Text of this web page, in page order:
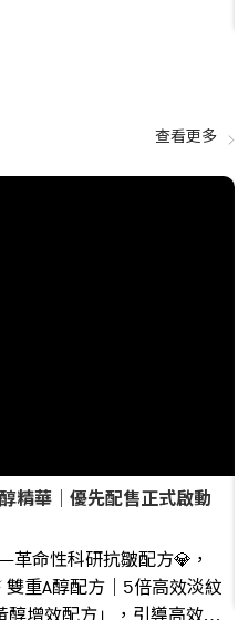
查看更多
精華｜優先配售正式啟動
命性科研抗皺配方💎，